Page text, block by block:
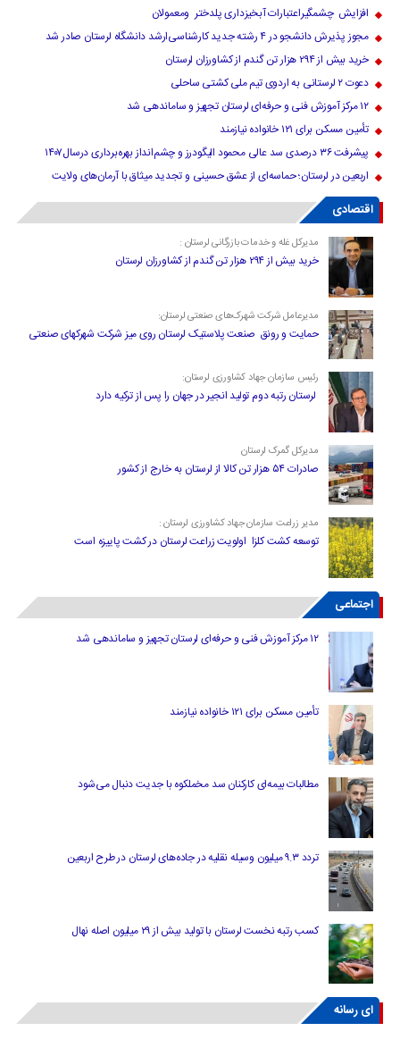
افزایش چشمگیراعتبارات آبخیزداری پلدختر ومعمولان
مجوز پذیرش دانشجو در ۴ رشته جدید کارشناسی‌ارشد دانشگاه لرستان صادر شد
خرید بیش از ۲۹۴ هزار تن گندم از کشاورزان لرستان
دعوت ۲ لرستانی به اردوی تیم ملی کشتی ساحلی
۱۲ مرکز آموزش فنی و حرفه‌ای لرستان تجهیز و ساماندهی شد
تأمین مسکن برای ۱۲۱ خانواده نیازمند
پیشرفت ۳۶ درصدی سد عالی محمود الیگودرز و چشم‌انداز بهره‌برداری درسال۱۴۰۷
اربعین در لرستان؛ حماسه‌ای از عشق حسینی و تجدید میثاق با آرمان‌های ولایت
اقتصادی
مدیرکل غله و خدمات بازرگانی لرستان :
خرید بیش از ۲۹۴ هزار تن گندم از کشاورزان لرستان
مدیرعامل شرکت شهرک‌های صنعتی لرستان:
حمایت و رونق صنعت پلاستیک لرستان روی میز شرکت شهرکهای صنعتی
رئیس سازمان جهاد کشاورزی لرستان:
لرستان رتبه دوم تولید انجیر در جهان را پس از ترکیه دارد
مدیرکل گمرک لرستان
صادرات ۵۴ هزار تن کالا از لرستان به خارج از کشور
مدیر زراعت سازمان جهاد کشاورزی لرستان :
توسعه کشت کلزا اولویت زراعت لرستان در کشت پاییزه است
اجتماعی
۱۲ مرکز آموزش فنی و حرفه‌ای لرستان تجهیز و ساماندهی شد
تأمین مسکن برای ۱۲۱ خانواده نیازمند
مطالبات بیمه‌ای کارکنان سد مخملکوه با جدیت دنبال می‌شود
تردد ۹.۳ میلیون وسیله نقلیه در جاده‌های لرستان در طرح اربعین
کسب رتبه نخست لرستان با تولید بیش از ۲۹ میلیون اصله نهال
ای رسانه